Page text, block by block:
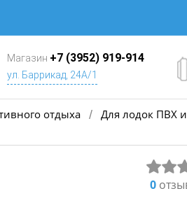
Магазин +7 (3952) 919-914
ул. Баррикад, 24А/1
отдыха / Для лодок ПВХ и
0